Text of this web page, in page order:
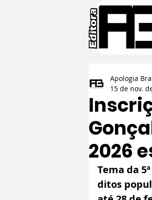
2026
Apologia
15 de nov.
Tema da
ditos